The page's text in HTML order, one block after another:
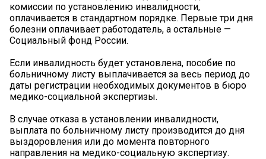
комиссии по установлению инвалидности,
оплачивается в стандартном порядке. Первые три дня
болезни оплачивает работодатель, а остальные —
Социальный фонд России.
Если инвалидность будет установлена, пособие по
больничному листу выплачивается за весь период до
даты регистрации необходимых документов в бюро
медико-социальной экспертизы.
В случае отказа в установлении инвалидности,
выплата по больничному листу производится до дня
выздоровления или до момента повторного
направления на медико-социальную экспертизу.